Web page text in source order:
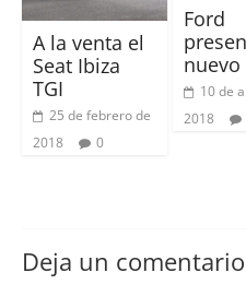
A la venta el
Seat Ibiza
TGI
25 de febrero de
2018
0
Ford
nuevo
10 de
2018
Deja un comentario